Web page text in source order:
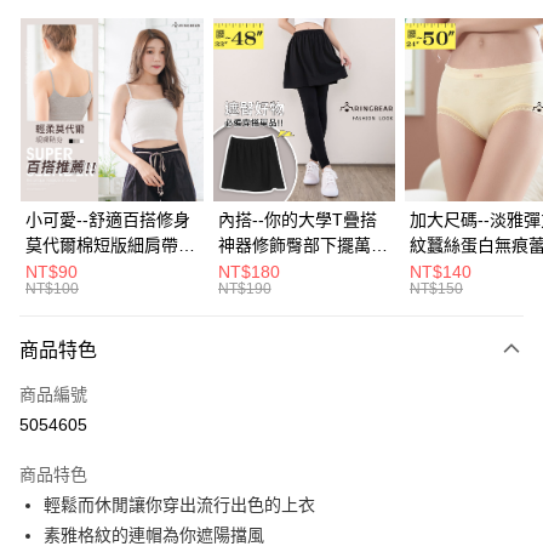
超商取貨付款
LINE Pay
Apple Pay
街口支付
悠遊付
Google Pay
全盈+PAY
大哥付你分期
【大哥付你分期使用說明】
1.本服務由台灣大哥大提供，台灣大哥大用戶可立即使用無須另外申請。
流程，驗證手機門號後，選擇欲分期的期數、繳款截止日，確認付款後即完
成交易。
3.實際核准額度、可分期數及費用金額請依後續交易確認頁面所載為準。
4.訂單成立30分鐘內，如未前往確認交易或遇審核未通過，訂單將自動取
AFTEE先享後付
【關於「AFTEE先享後付」】
AFTEE先享後付是「在收到商品之後才付款」的支付方式。 讓您購物簡單
便利好安心！
１．簡單：不需註冊會員、不需綁卡、不需儲值。
ATM付款
小可愛--舒適百搭修身
莫代爾棉短版細肩帶素
色背心(白.黑.灰L-2L)-
U582眼圈熊中大尺碼
NT$90
NT$100
內搭--你的大學T疊搭
神器修飾臀部下擺萬用
內搭裙/遮臀裙(黑2L-
6L)-Q155眼圈熊中大
NT$180
NT$190
加大尺碼--淡雅
紋蠶絲蛋白無痕
角內褲(白.粉.藍.
3L)-L28眼圈熊中
NT$140
NT$150
商品特色
商品編號
5054605
商品特色
輕鬆而休閒讓你穿出流行出色的上衣
素雅格紋的連帽為你遮陽擋風